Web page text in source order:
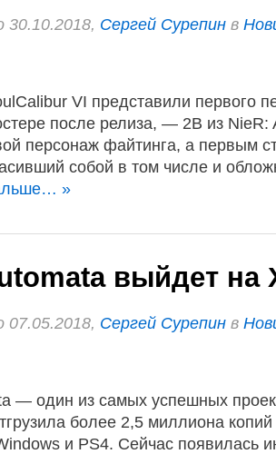
30.10.2018, Сергей Сурепин в
VI представили первого
после релиза, — 2B из
персонаж файтинга, а первым
собой в том числе и
»
выйдет на
07.05.2018, Сергей Сурепин в
— один из самых успешных
более 2,5 миллиона
и PS4. Сейчас появилась